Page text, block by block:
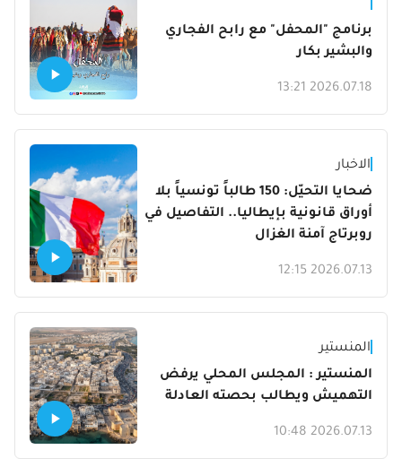
برنامج "المحفل" مع رابح الفجاري
والبشير بكار
2026.07.18 13:21
الاخبار
ضحايا التحيّل: 150 طالباً تونسياً بلا
أوراق قانونية بإيطاليا.. التفاصيل في
روبرتاج آمنة الغزال
2026.07.13 12:15
المنستير
المنستير : المجلس المحلي يرفض
التهميش ويطالب بحصته العادلة
2026.07.13 10:48